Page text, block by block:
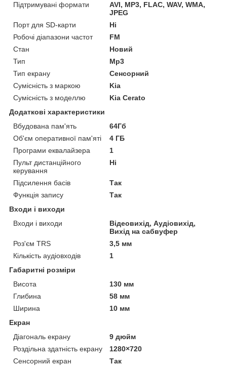
Підтримувані формати
AVI, MP3, FLAC, WAV, WMA,
JPEG
Порт для SD-карти
Ні
Робочі діапазони частот
FM
Стан
Новий
Тип
Mp3
Тип екрану
Сенсорний
Сумісність з маркою
Kia
Сумісність з моделлю
Kia Cerato
Додаткові характеристики
Вбудована пам'ять
64Гб
Об'єм оперативної пам'яті
4 ГБ
Програми еквалайзера
1
Пульт дистанційного
керування
Ні
Підсилення басів
Так
Функція запису
Так
Входи і виходи
Входи і виходи
Відеовихід, Аудіовихід,
Вихід на сабвуфер
Роз'єм TRS
3,5 мм
Кількість аудіовходів
1
Габаритні розміри
Висота
130 мм
Глибина
58 мм
Ширина
10 мм
Екран
Діагональ екрану
9 дюйм
Роздільна здатність екрану
1280×720
Сенсорний екран
Так